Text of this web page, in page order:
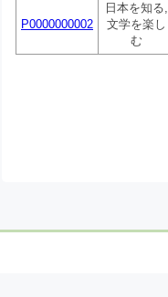
P0000000002
日本を知る,
文学を楽し
む